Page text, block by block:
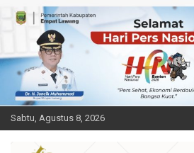
Sabtu, Agustus 8, 2026